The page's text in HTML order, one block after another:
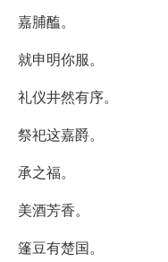
嘉脯醢。
就申明你服。
礼仪井然有序。
祭祀这嘉爵。
承之福。
美酒芳香。
篷豆有楚国。